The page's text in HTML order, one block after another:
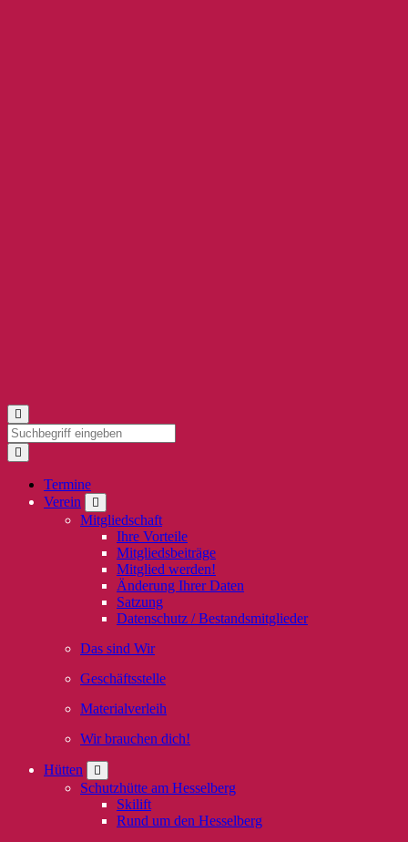
Termine
Verein
Mitgliedschaft
Ihre Vorteile
Mitgliedsbeiträge
Mitglied werden!
Änderung Ihrer Daten
Satzung
Datenschutz / Bestandsmitglieder
Das sind Wir
Geschäftsstelle
Materialverleih
Wir brauchen dich!
Hütten
Schutzhütte am Hesselberg
Skilift
Rund um den Hesselberg